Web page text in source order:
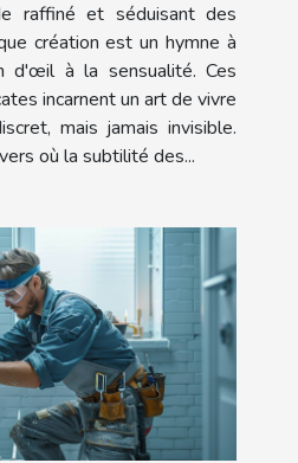
raffiné et séduisant des
création est un hymne à
d'œil à la sensualité. Ces
incarnent un art de vivre
mais jamais invisible.
où la subtilité des...